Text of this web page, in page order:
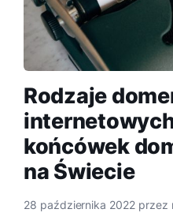
Rodzaje
końcówek
na Świecie
28 października 2022 przez